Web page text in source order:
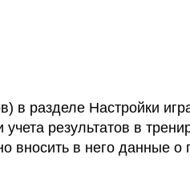
в разделе Настройки
результатов в
вносить в него данные